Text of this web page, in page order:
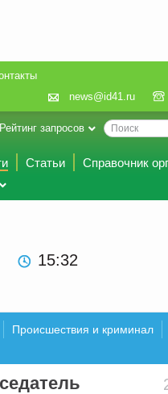
news@id41.ru
Рейтинг запросов
Статьи
Справочник
15:32
Происшествия и криминал